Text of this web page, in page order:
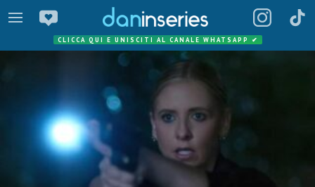
CLICCA QUI E UNISCITI AL CANALE WHATSAPP ✔